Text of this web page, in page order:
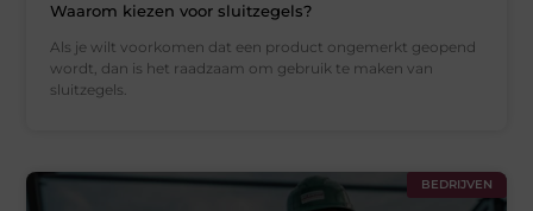
Waarom kiezen voor sluitzegels?
Als je wilt voorkomen dat een product ongemerkt geopend
wordt, dan is het raadzaam om gebruik te maken van
sluitzegels.
BEDRIJVEN